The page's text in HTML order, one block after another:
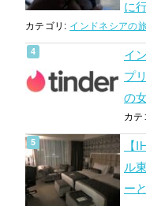
に
カテゴリ: インドネシアの
イ
プ
の
カテ
【
ル
ー